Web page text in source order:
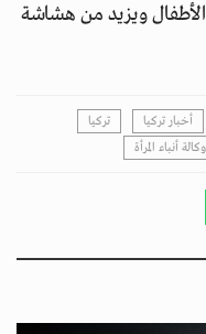
ويزيد من هشاشة
أخبار تركيا
تركيا
وكالة أنباء المرأة